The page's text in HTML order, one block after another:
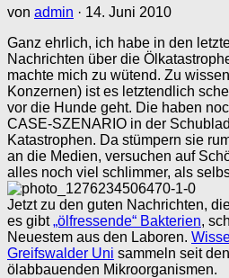
von admin · 14. Juni 2010
Ganz ehrlich, ich habe in den
Nachrichten über die
machte mich zu wütend. Zu
Konzernen) ist es letztendlich
vor die Hunde geht. Die haben
CASE-SZENARIO in der
Katastrophen. Da stümpern sie
an die Medien, versuchen auf
alles noch viel schlimmer, als
Jetzt zu den guten Nachrichten,
es gibt„ölfressende“ Bakterien,
Neuestem aus den Laboren.
Greifswalder Uni sammeln seit
ölabbauenden Mikroorganismen.